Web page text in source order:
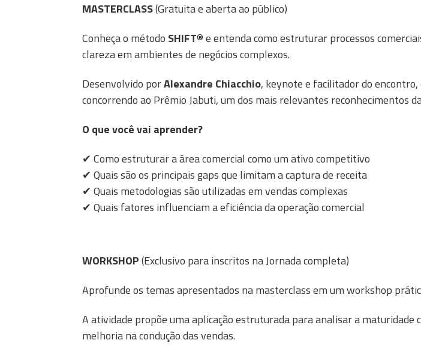
MASTERCLASS(Gratuita e aberta ao público)
Conheça o método SHIFT® e entenda como estruturar processos
clareza em ambientes de negócios complexos.
Desenvolvido porAlexandre Chiacchio, keynote e facilitador do
concorrendo ao Prêmio Jabuti, um dos mais relevantes reconhecimentos
O que você vai aprender?
✔ Como estruturar a área comercial como um ativo competitivo
✔ Quais são os principais gaps que limitam a captura de receita
✔ Quais metodologias são utilizadas em vendas complexas
✔ Quais fatores influenciam a eficiência da operação comercial
WORKSHOP(Exclusivo para inscritos na Jornada completa)
Aprofunde os temas apresentados na masterclass em um workshop
A atividade propõe uma aplicação estruturada para analisar a
melhoria na condução das vendas.